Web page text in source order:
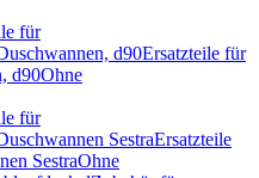
für
d90Ersatzteile für
d90Ohne
für
SestraErsatzteile
SestraOhne